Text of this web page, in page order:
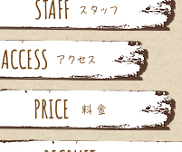
スタッフ
STAFF
アクセス
ACCESS
料 金
PRICE